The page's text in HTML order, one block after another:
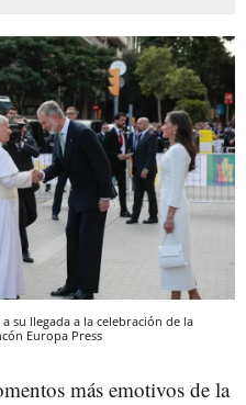
a su llegada a la celebración de la
Europa Press
más emotivos de la